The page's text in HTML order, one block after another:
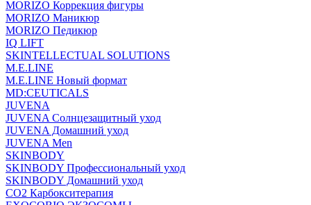
MORIZO Коррекция фигуры
MORIZO Маникюр
MORIZO Педикюр
IQ LIFT
SKINTELLECTUAL SOLUTIONS
M.E.LINE
M.E.LINE Новый формат
MD:CEUTICALS
JUVENA
JUVENA Солнцезащитный уход
JUVENA Домашний уход
JUVENA Men
SKINBODY
SKINBODY Профессиональный уход
SKINBODY Домашний уход
CO2 Карбокситерапия